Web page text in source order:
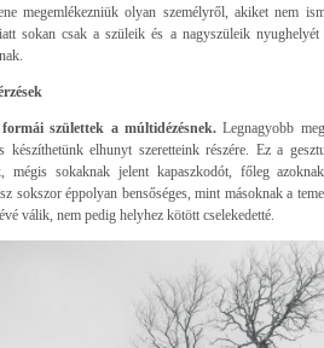
megemlékezniük olyan személyről, akiket nem
sokan csak a szüleik és a nagyszüleik
születtek a múltidézésnek.Legnagyobb
készíthetünk elhunyt szeretteink részére. Ez a
mégis sokaknak jelent kapaszkodót, főleg
sokszor éppolyan bensőséges, mint másoknak a
válik, nem pedig helyhez kötött cselekedetté.